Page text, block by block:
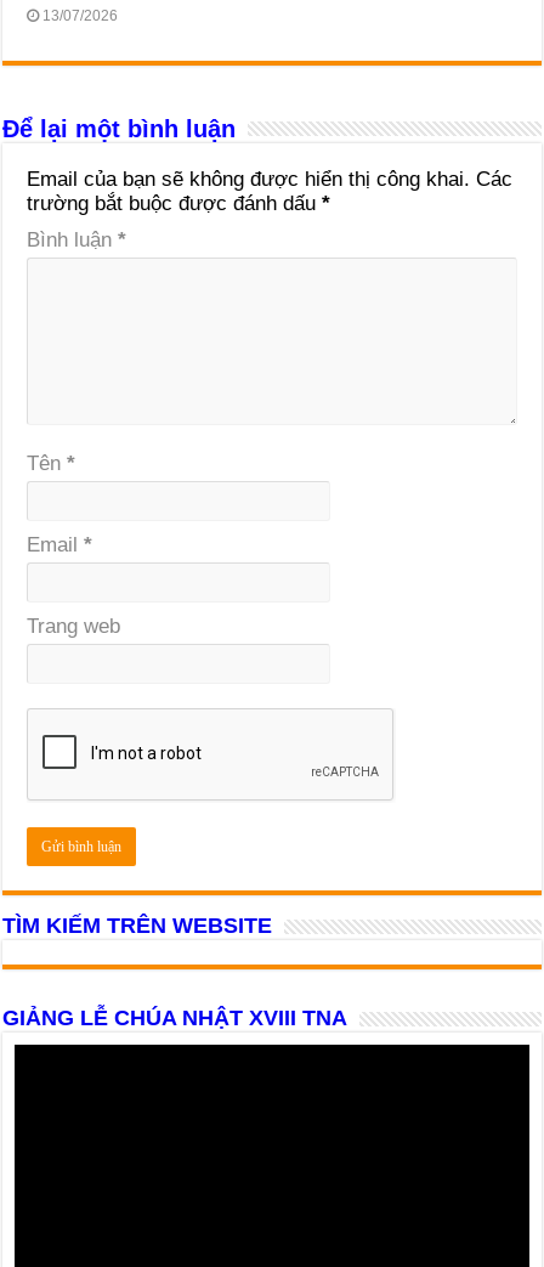
13/07/2026
Để lại một bình luận
Email của bạn sẽ không được hiển thị công khai. Các
trường bắt buộc được đánh dấu*
Bình luận*
Tên*
Email*
Trang web
TÌM KIẾM TRÊN WEBSITE
GIẢNG LỄ CHÚA NHẬT XVIII TNA